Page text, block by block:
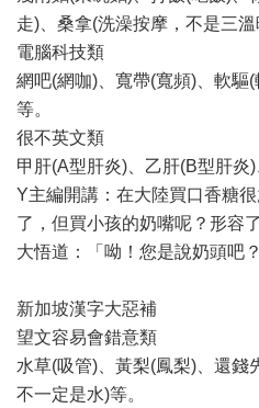
走)、桑拿(洗澡按摩，不是三溫
電腦科技類
網吧(網咖)、寬帶(寬頻)、軟驅
等。
很不英文類
甲肝(A型肝炎)、乙肝(B型肝炎)
Y主編開講：在大陸買口香糖
了，但買小孩的奶嘴呢？形容
大悟道：「呦！您是說奶頭吧？
新加坡漢字大惡補
望文容易會錯意類
水草(吸管)、黃梨(鳳梨)、還錢
不一定是水)等。